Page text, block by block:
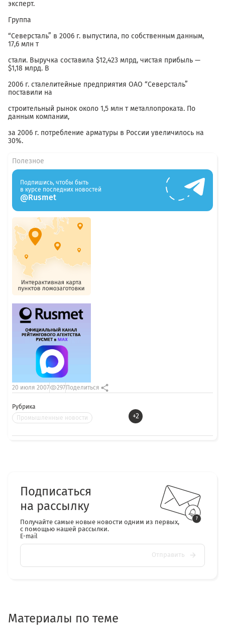
эксперт.
Группа
“Северсталь” в 2006 г. выпустила, по собственным данным,
17,6 млн т
стали. Выручка составила $12,423 млрд, чистая прибыль —
$1,18 млрд. В
2006 г. сталелитейные предприятия ОАО “Северсталь”
поставили на
строительный рынок около 1,5 млн т металлопроката. По
данным компании,
за 2006 г. потребление арматуры в России увеличилось на
30%.
Рубрика
Промышленные новости
+2
20 июля 2007 297 Поделиться
Полезное
Подпишись, чтобы быть
в курсе последних новостей
@Rusmet
Подписаться
на рассылку
Получайте самые новые новости одним из первых,
с помощью нашей рассылки.
E-mail
Отправить
Материалы по теме